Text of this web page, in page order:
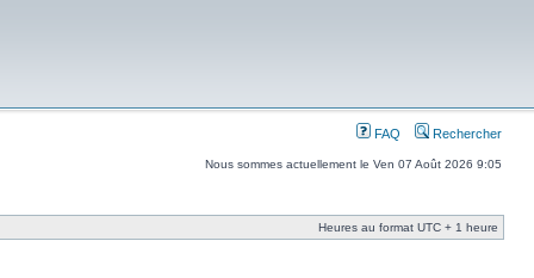
FAQ Rechercher
Nous sommes actuellement le Ven 07 Août 2026 9:05
Heures au format UTC + 1 heure